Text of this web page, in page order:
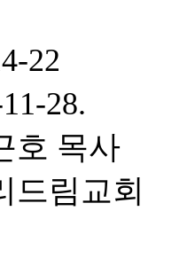
22
28.
호 목사
드림교회